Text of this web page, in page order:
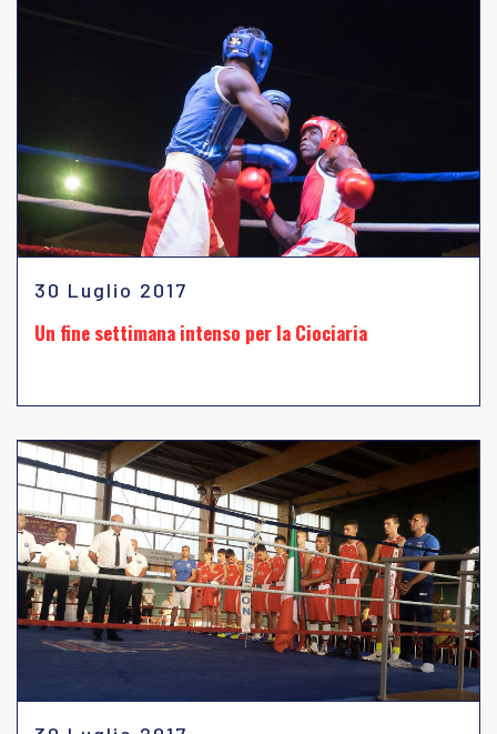
30 Luglio 2017
Un fine settimana intenso per la Ciociaria